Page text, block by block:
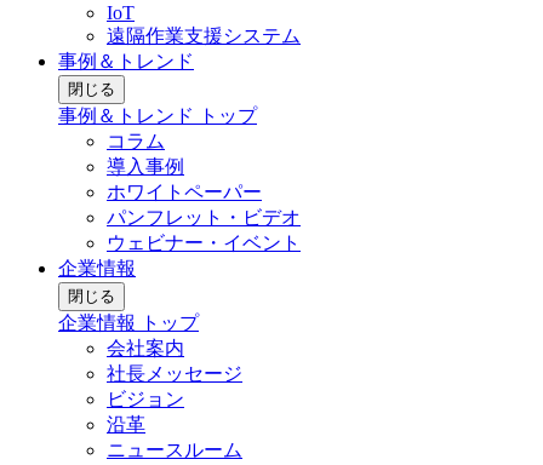
IoT
遠隔作業支援システム
事例＆トレンド
閉じる
事例＆トレンド トップ
コラム
導入事例
ホワイトペーパー
パンフレット・ビデオ
ウェビナー・イベント
企業情報
閉じる
企業情報 トップ
会社案内
社長メッセージ
ビジョン
沿革
ニュースルーム